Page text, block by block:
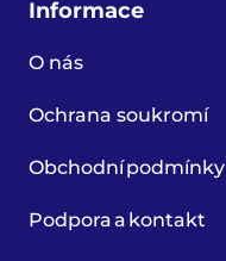
Informace
O nás
Ochrana soukromí
Obchodní podmínky
Podpora a kontakt